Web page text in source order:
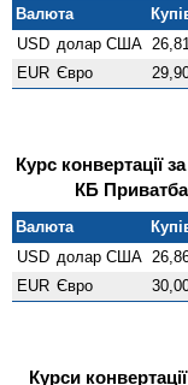
Валюта
USD долар США
EUR Євро
Курс конвертації
КБ
Валюта
USD долар США
EUR Євро
Курси